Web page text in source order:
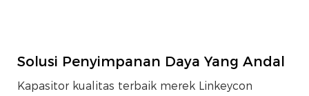
Solusi Penyimpanan Daya Yang Andal
Kapasitor kualitas terbaik merek Linkeycon